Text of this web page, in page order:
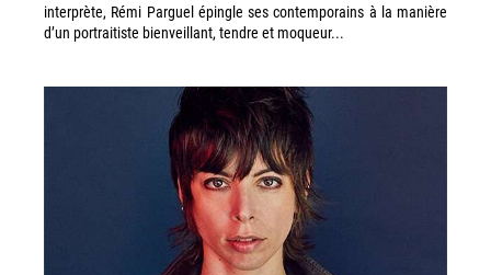
interprète, Rémi Parguel épingle ses contemporains à la manière
d’un portraitiste bienveillant, tendre et moqueur...